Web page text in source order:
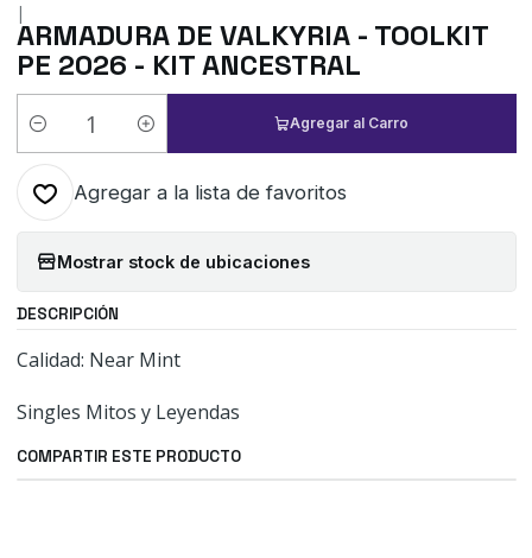
|
ARMADURA DE VALKYRIA - TOOLKIT
PE 2026 - KIT ANCESTRAL
Cantidad
Agregar al Carro
Agregar a la lista de favoritos
Mostrar stock de ubicaciones
DESCRIPCIÓN
Calidad: Near Mint
Singles Mitos y Leyendas
COMPARTIR ESTE PRODUCTO